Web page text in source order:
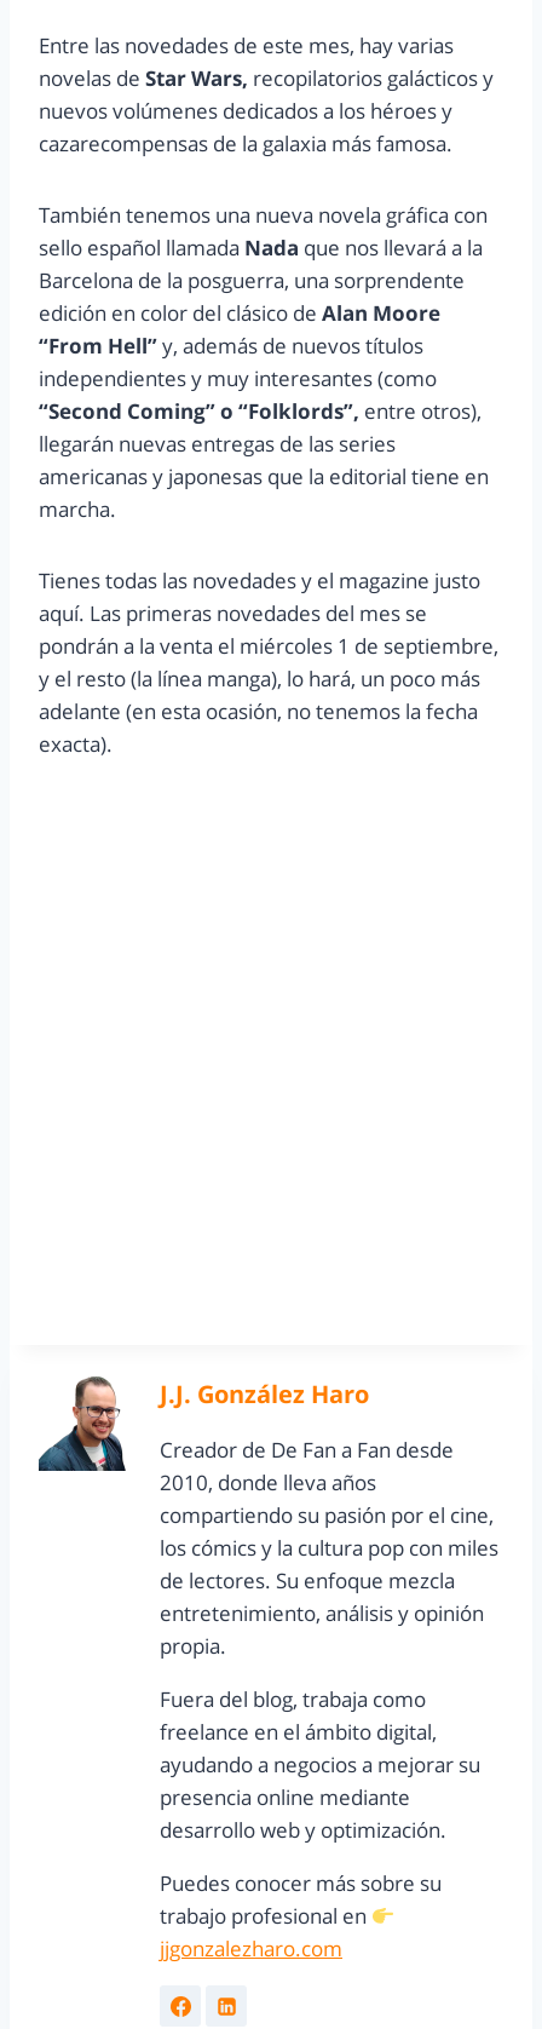
Entre las novedades de este mes, hay varias
novelas de Star Wars, recopilatorios galácticos y
nuevos volúmenes dedicados a los héroes y
cazarecompensas de la galaxia más famosa.
También tenemos una nueva novela gráfica con
sello español llamada Nada que nos llevará a la
Barcelona de la posguerra, una sorprendente
edición en color del clásico de Alan Moore
“From Hell”y, además de nuevos títulos
independientes y muy interesantes (como
“Second Coming” o “Folklords”, entre otros),
llegarán nuevas entregas de las series
americanas y japonesas que la editorial tiene en
marcha.
Tienes todas las novedades y el magazine justo
aquí. Las primeras novedades del mes se
pondrán a la venta el miércoles 1 de septiembre,
y el resto (la línea manga), lo hará, un poco más
adelante (en esta ocasión, no tenemos la fecha
exacta).
J.J. González Haro
Creador de De Fan a Fan desde
2010, donde lleva años
compartiendo su pasión por el cine,
los cómics y la cultura pop con miles
de lectores. Su enfoque mezcla
entretenimiento, análisis y opinión
propia.
Fuera del blog, trabaja como
freelance en el ámbito digital,
ayudando a negocios a mejorar su
presencia online mediante
desarrollo web y optimización.
Puedes conocer más sobre su
trabajo profesional en
jjgonzalezharo.com